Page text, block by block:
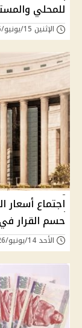
للمحلي
الإثنين 15/يونيو/2026 - 12:33 ص
اجتماع أسعار
حسم القرار في
الأحد 14/يونيو/2026 - 06:35 م